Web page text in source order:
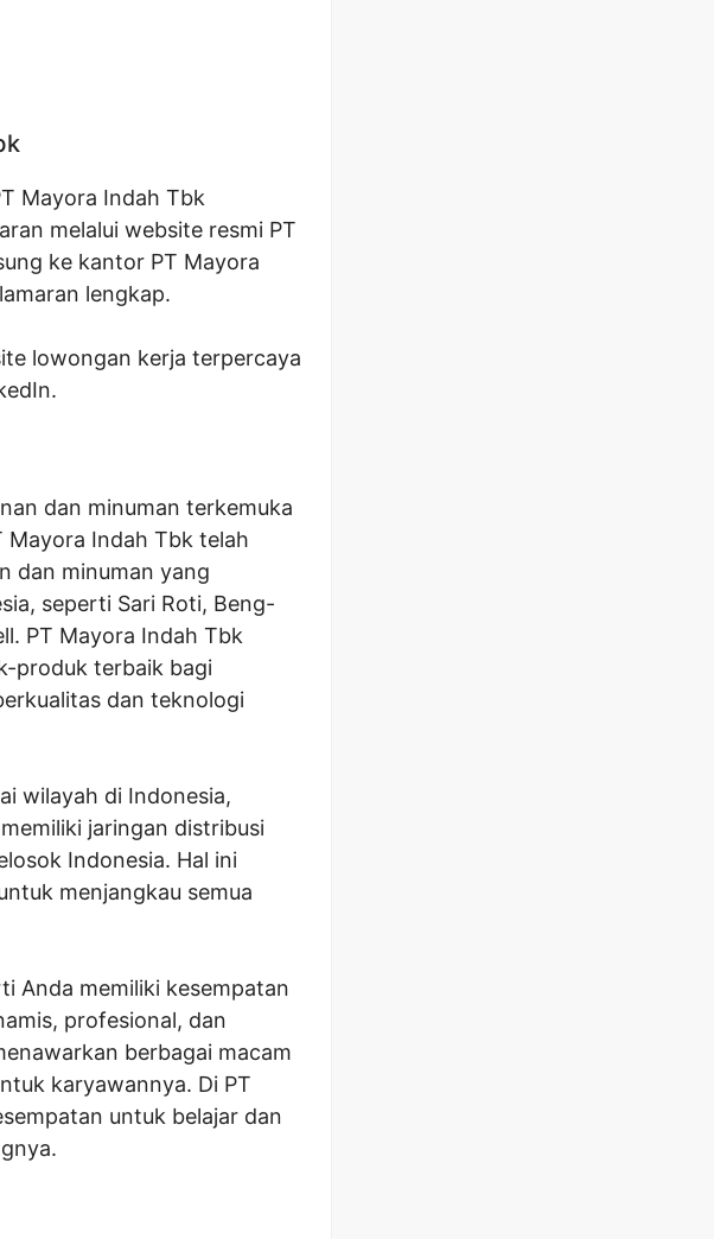
Mayora Indah Tbk
melalui website resmi PT
ke kantor PT Mayora
lengkap.
lowongan kerja terpercaya
dan minuman terkemuka
Mayora Indah Tbk telah
dan minuman yang
seperti Sari Roti, Beng-
PT Mayora Indah Tbk
produk terbaik bagi
dan teknologi
wilayah di Indonesia,
jaringan distribusi
Indonesia. Hal ini
menjangkau semua
Anda memiliki kesempatan
profesional, dan
berbagai macam
karyawannya. Di PT
untuk belajar dan